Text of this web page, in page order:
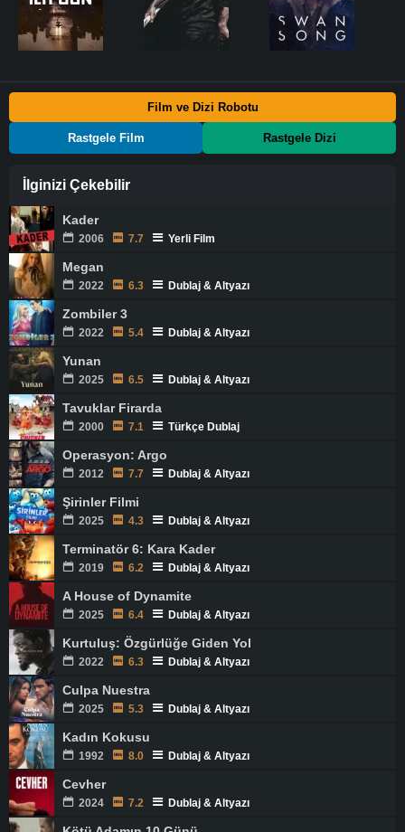
Film ve Dizi Robotu
Rastgele Film Rastgele Dizi
İlginizi Çekebilir
Kader
2006 7.7 Yerli Film
Megan
2022 6.3 Dublaj & Altyazı
Zombiler 3
2022 5.4 Dublaj & Altyazı
Yunan
2025 6.5 Dublaj & Altyazı
Tavuklar Firarda
2000 7.1 Türkçe Dublaj
Operasyon: Argo
2012 7.7 Dublaj & Altyazı
Şirinler Filmi
2025 4.3 Dublaj & Altyazı
Terminatör 6: Kara Kader
2019 6.2 Dublaj & Altyazı
A House of Dynamite
2025 6.4 Dublaj & Altyazı
Kurtuluş: Özgürlüğe Giden Yol
2022 6.3 Dublaj & Altyazı
Culpa Nuestra
2025 5.3 Dublaj & Altyazı
Kadın Kokusu
1992 8.0 Dublaj & Altyazı
Cevher
2024 7.2 Dublaj & Altyazı